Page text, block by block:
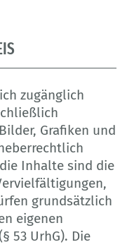
zugänglich
Grafiken und
Inhalte sind die
grundsätzlich
eigenen
53 UrhG). Die